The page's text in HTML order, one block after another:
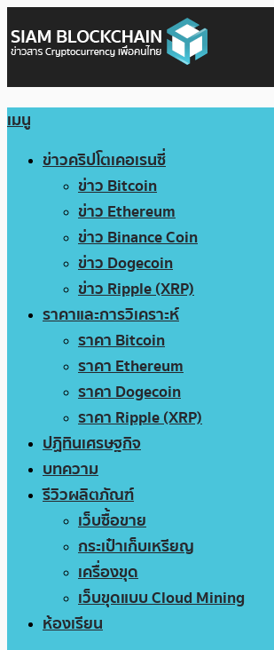
เมนู
ข่าวคริปโตเคอเรนซี่
ข่าว Bitcoin
ข่าว Ethereum
ข่าว Binance Coin
ข่าว Dogecoin
ข่าว Ripple (XRP)
ราคาและการวิเคราะห์
ราคา Bitcoin
ราคา Ethereum
ราคา Dogecoin
ราคา Ripple (XRP)
ปฏิทินเศรษฐกิจ
บทความ
รีวิวผลิตภัณฑ์
เว็บซื้อขาย
กระเป๋าเก็บเหรียญ
เครื่องขุด
เว็บขุดแบบ Cloud Mining
ห้องเรียน